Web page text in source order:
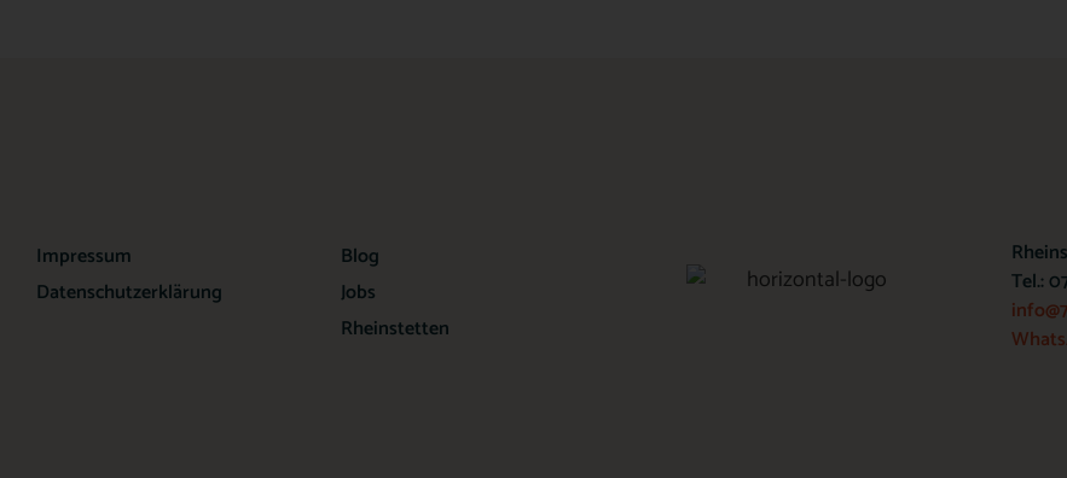
Impressum
Datenschutzerklärung
Blog
Jobs
Rheinstetten
Tel.: